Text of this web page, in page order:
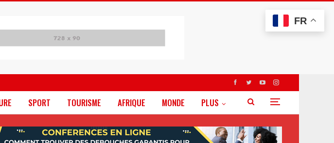
SPORT TOURISME AFRIQUE MONDE PLUS
FR